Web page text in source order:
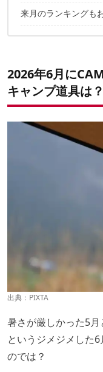
10位：WAQ フィー
6位：ヒートイット
5位：KiU ライトウ
4位：ヤナジャパン
3位：GLIDER ハン
1位：SUPCASE
来月のランキングも
2026年6月に
キャンプ道具は？
出典：PIXTA
暑さが厳しかった5月
というジメジメした
のでは？